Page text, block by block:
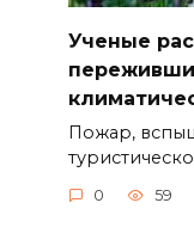
Ученые
Пожар,
0 59